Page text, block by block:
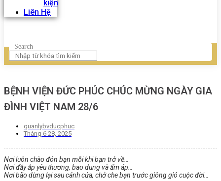
kiện
Liên Hệ
Search
BỆNH VIỆN ĐỨC PHÚC CHÚC MỪNG NGÀY GIA
ĐÌNH VIỆT NAM 28/6
quanlybvducphuc
Tháng 6 28, 2025
Nơi luôn chào đón bạn mỗi khi bạn trở về…
Nơi đầy ắp yêu thương, bao dung và ấm áp…
Nơi bão dừng lại sau cánh cửa, chở che bạn trước giông gió cuộc đời…